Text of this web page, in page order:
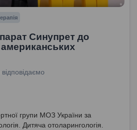
Синупрет до
групи МОЗ України за
Дитяча отоларингологія.